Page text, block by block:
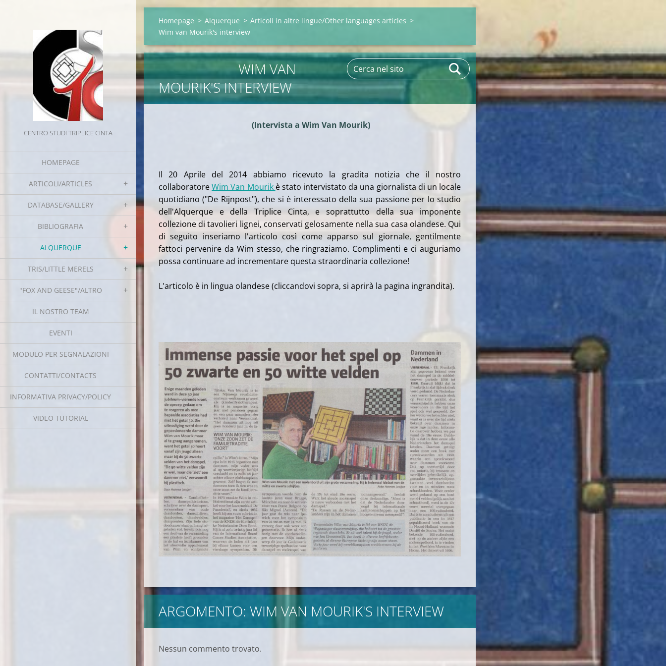
CENTRO STUDI TRIPLICE CINTA
HOMEPAGE
ARTICOLI/ARTICLES
DATABASE/GALLERY
BIBLIOGRAFIA
ALQUERQUE
TRIS/LITTLE MERELS
"FOX AND GEESE"/ALTRO
IL NOSTRO TEAM
EVENTI
MODULO PER SEGNALAZIONI
CONTATTI/CONTACTS
INFORMATIVA PRIVACY/POLICY
VIDEO TUTORIAL
Homepage > Alquerque > Articoli in altre lingue/Other languages articles >
Wim van Mourik's interview
WIM VAN
MOURIK'S INTERVIEW
(Intervista a Wim Van Mourik)
Il 20 Aprile del 2014 abbiamo ricevuto la gradita notizia che il nostro
collaboratoreWim Van Mourik è stato intervistato da una giornalista di un locale
quotidiano ("De Rijnpost"), che si è interessato della sua passione per lo studio
dell'Alquerque e della Triplice Cinta, e soprattutto della sua imponente
collezione di tavolieri lignei, conservati gelosamente nella sua casa olandese. Qui
di seguito inseriamo l'articolo così come apparso sul giornale, gentilmente
fattoci pervenire da Wim stesso, che ringraziamo. Complimenti e ci auguriamo
possa continuare ad incrementare questa straordinaria collezione!
L'articolo è in lingua olandese (cliccandovi sopra, si aprirà la pagina ingrandita).
ARGOMENTO: WIM VAN MOURIK'S INTERVIEW
Nessun commento trovato.